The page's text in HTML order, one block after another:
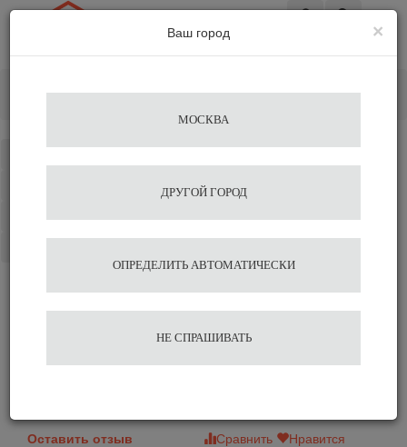
Кофемашина JURA X4
Dark Inox EA
Оставить отзыв Сравнить
Нравится
×
Ваш город
МОСКВА
ДРУГОЙ ГОРОД
ОПРЕДЕЛИТЬ АВТОМАТИЧЕСКИ
НЕ СПРАШИВАТЬ